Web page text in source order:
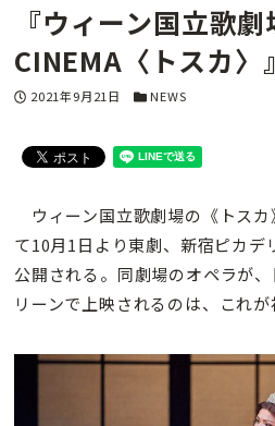
『ウィーン国立歌
CINEMA〈トスカ
投稿日
2021年9月21日 カテゴリー
NEWS
ウィーン国立歌劇場の《トス
て10月1日より東劇、新宿ピカデ
公開される。同劇場のオペラが
リーンで上映されるのは、これが